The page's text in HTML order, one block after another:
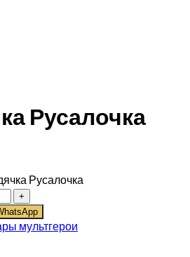
Русалочка
Русалочка
мультгерои